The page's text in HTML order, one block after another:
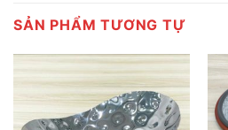
SẢN PHẨM TƯƠNG TỰ